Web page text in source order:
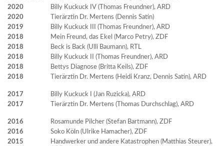
2020
Billy Kuckuck IV (Thomas Freundner), ARD
2020
Tierärztin Dr. Mertens (Dennis Satin)
2019
Billy Kuckuck III (Thomas Freundner), ARD
2018
Mein Freund, das Ekel (Marco Petry), ZDF
2018
Beck is Back (Ulli Baumann), RTL
2018
Billy Kuckuck II (Thomas Freundner), ARD
2018
Bettys Diagnose (Britta Keils), ZDF
2018
Tierärztin Dr. Mertens (Heidi Kranz, Dennis Satin), ARD
2017
Billy Kuckuck I (Jan Ruzicka), ARD
2017
Tierärztin Dr. Mertens (Thomas Durchschlag), ARD
2016
Rosamunde Pilcher (Stefan Bartmann), ZDF
2016
Soko Köln (Ulrike Hamacher), ZDF
2015
Handwerker und andere Katastrophen (Matthias Steurer),